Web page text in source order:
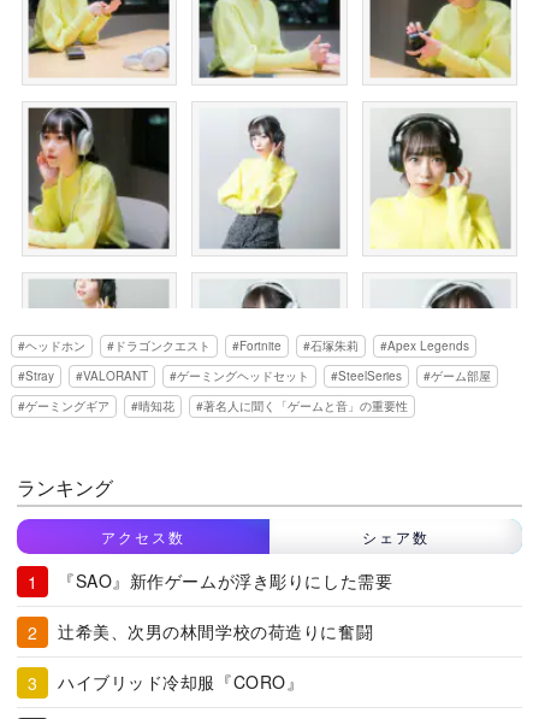
ヘッドホン ドラゴンクエスト Fortnite 石塚朱莉
Apex Legends
Stray
VALORANT ゲーミングヘッドセット SteelSeries
ゲーム部屋
ゲーミングギア
晴知花 著名人に聞く「ゲームと音」の重要性
ランキング
アクセス数 シェア数
『SAO』新作ゲームが浮き彫りにした需要
辻希美、次男の林間学校の荷造りに奮闘
ハイブリッド冷却服『CORO』